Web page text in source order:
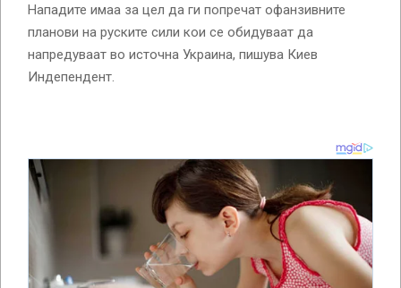
Нападите имаа за цел да ги попречат офанзивните
планови на руските сили кои се обидуваат да
напредуваат во источна Украина, пишува Киев
Индепендент.